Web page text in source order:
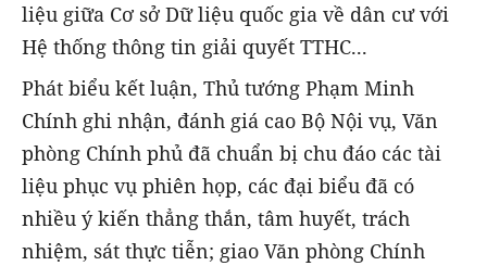
liệu giữa Cơ sở Dữ liệu quốc gia về dân cư với
Hệ thống thông tin giải quyết TTHC...
Phát biểu kết luận, Thủ tướng Phạm Minh
Chính ghi nhận, đánh giá cao Bộ Nội vụ, Văn
phòng Chính phủ đã chuẩn bị chu đáo các tài
liệu phục vụ phiên họp, các đại biểu đã có
nhiều ý kiến thẳng thắn, tâm huyết, trách
nhiệm, sát thực tiễn; giao Văn phòng Chính